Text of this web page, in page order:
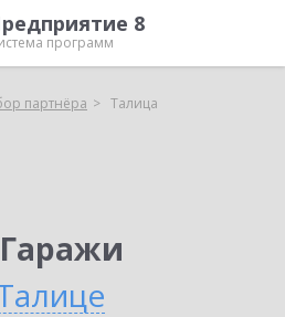
8
программ
партнёра Талица